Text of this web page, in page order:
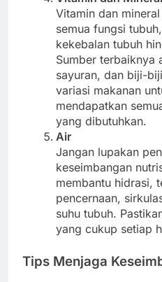
Vitamin dan
semua fungsi
kekebalan tubuh
Sumber terbaiknya
sayuran, dan biji-
variasi makanan
mendapatkan
yang dibutuhkan.
Air
Jangan lupakan
keseimbangan
membantu hidrasi,
pencernaan,
suhu tubuh.
yang cukup setiap
Tips Menjaga